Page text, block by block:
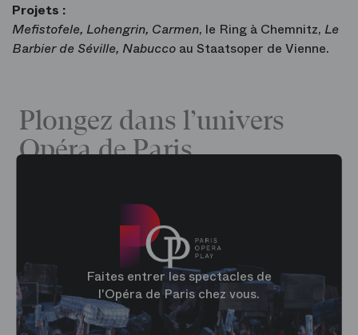
Projets :
Mefistofele, Lohengrin, Carmen, le Ring à Chemnitz, Le
Barbier de Séville, Nabucco au Staatsoper de Vienne.
Plongez dans l’univers
Opéra de Paris
Faites entrer les spectacles de
l'Opéra de Paris chez vous.